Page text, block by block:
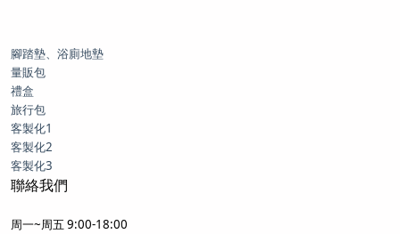
腳踏墊、浴廁地墊
量販包
禮盒
旅行包
客製化1
客製化2
客製化3
聯絡我們
周一~周五 9:00-18:00